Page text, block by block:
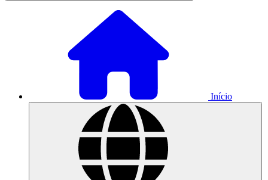
Início